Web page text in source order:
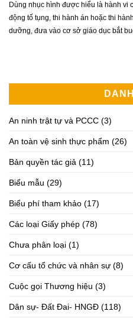
Dùng nhục hình được hiểu là hành vi
động tố tụng, thi hành án hoặc thi
dưỡng, đưa vào cơ sở giáo dục bắt
An ninh trật tự và PCCC (3)
An toàn vệ sinh thực phẩm (26)
Bản quyền tác giả (11)
Biểu mẫu (29)
Biểu phí tham khảo (17)
Các loại Giấy phép (78)
Chưa phân loại (1)
Cơ cấu tổ chức và nhân sự (8)
Cuộc gọi Thương hiệu (3)
Dân sự- Đất Đai- HNGĐ (118)